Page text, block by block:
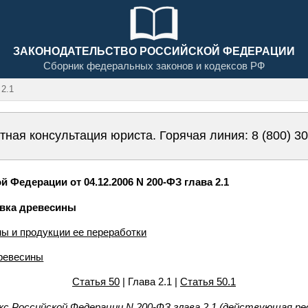
ЗАКОНОДАТЕЛЬСТВО РОССИЙСКОЙ ФЕДЕРАЦИИ
Сборник федеральных законов и кодексов РФ
консультация юриста. Горячая линия: 8 (800)
Федерации от 04.12.2006 N 200-ФЗ глава 2.1
древесины
и продукции ее переработки
Статья 50| Глава 2.1 | Статья 50.1